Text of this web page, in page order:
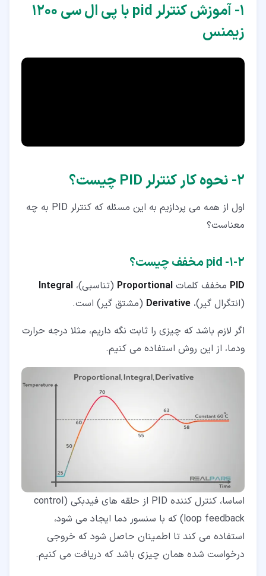
۱‏- آموزش کنترلر pid با پی ال سی 1200
زیمنس
۲‏- نحوه کار کنترلر PID چیست؟
اول از همه می پردازیم به این مسئله که کنترلر PID به چه
معناست؟
۲‏-‏۱‏- pid مخفف چیست؟
PID مخفف کلمات Proportional (تناسبی)، Integral
(انتگرال ­گیر)، Derivative (مشتق­ گیر) است.
اگر لازم باشد که چیزی را ثابت نگه داریم، مثلا درجه حرارت
ودما، از این روش استفاده می کنیم.
اساسا، کنترل کننده PID از حلقه های فیدبکی (control
loop feedback) که با سنسور دما ایجاد می شود،
استفاده می کند تا اطمینان حاصل شود که خروجی
درخواست شده همان چیزی باشد که دریافت می کنیم.